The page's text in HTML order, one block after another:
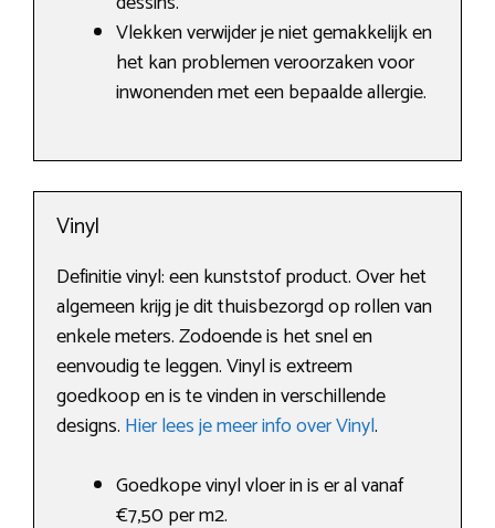
Vlekken verwijder je niet gemakkelijk en
het kan problemen veroorzaken voor
inwonenden met een bepaalde allergie.
Vinyl
Definitie vinyl: een kunststof product. Over het
algemeen krijg je dit thuisbezorgd op rollen van
enkele meters. Zodoende is het snel en
eenvoudig te leggen. Vinyl is extreem
goedkoop en is te vinden in verschillende
designs. Hier lees je meer info over Vinyl.
Goedkope vinyl vloer in is er al vanaf
€7,50 per m2.